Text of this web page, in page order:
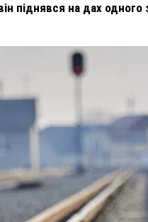
піднявся на дах одного